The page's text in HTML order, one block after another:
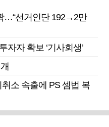
…“선거인단 192→2만
자 확보 ‘기사회생’
소 속출에 PS 셈법 복